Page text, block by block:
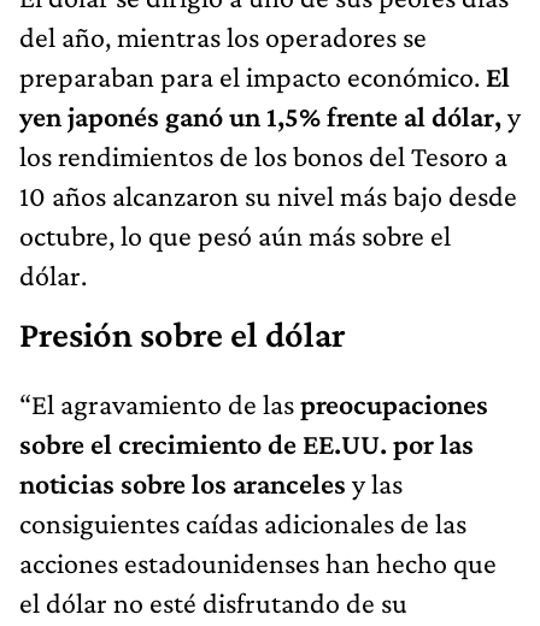
del año, mientras los operadores se
preparaban para el impacto económico. El
yen japonés ganó un 1,5% frente al dólar,y
los rendimientos de los bonos del Tesoro a
10 años alcanzaron su nivel más bajo desde
octubre, lo que pesó aún más sobre el
dólar.
Presión sobre el dólar
“El agravamiento de laspreocupaciones
sobre el crecimiento de EE.UU. por las
noticias sobre los aranceles y las
consiguientes caídas adicionales de las
acciones estadounidenses han hecho que
el dólar no esté disfrutando de su